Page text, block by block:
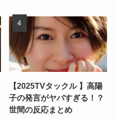
【2025TVタックル 】高陽
子の発言がヤバすぎる！？
世間の反応まとめ